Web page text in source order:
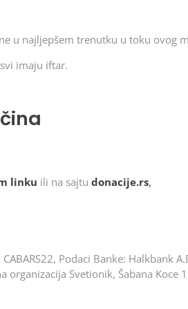
u najljepšem trenutku u toku ovog
imaju iftar.
linku ili na sajtu donacije.rs,
Podaci Banke: Halkbank
Svetionik, Šabana Koce